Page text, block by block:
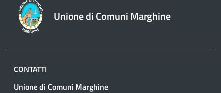
Unione di Comuni Marghine
CONTATTI
Unione di Comuni Marghine